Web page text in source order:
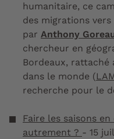
humanitaire, ce
des migrations vers
par Anthony
chercheur en
Bordeaux, rattaché
dans le monde (
recherche pour le
Faire les saisons
autrement ? - 15